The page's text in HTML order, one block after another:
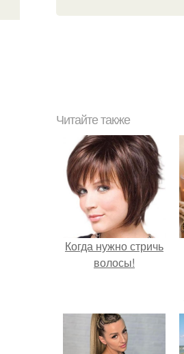
Читайте также
Когда нужно стричь
волосы!